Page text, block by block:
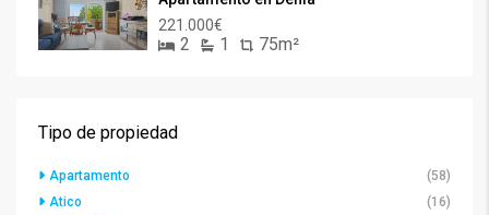
221.000€
2 1 75m²
Tipo de propiedad
Apartamento
(58)
Atico
(16)